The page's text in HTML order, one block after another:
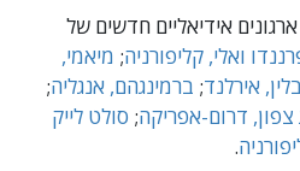
אידיאליים חדשים של
ואלי, קליפורניה; מיאמי,
אירלנד; ברמינגהם, אנגליה;
צפון, דרום-אפריקה; סולט לייק
.